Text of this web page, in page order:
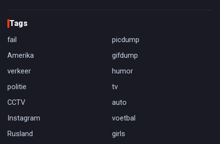
Tags
fail
picdump
Amerika
gifdump
verkeer
humor
politie
tv
CCTV
auto
Instagram
voetbal
Rusland
girls